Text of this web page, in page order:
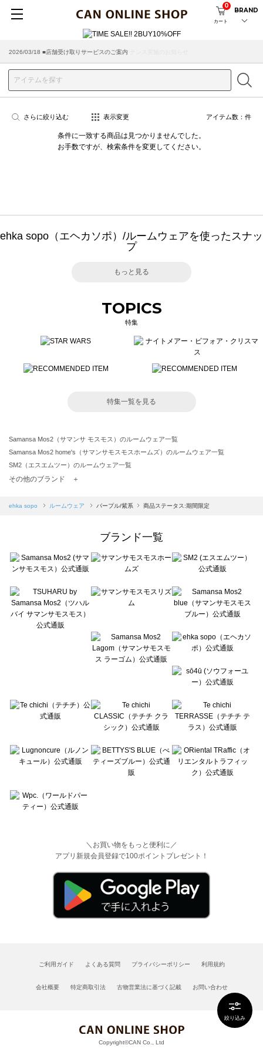
カート
0
BRAND
2026/08/04 ■8/13(木)AM2:00～サイトメンテナンス実施のお知らせ
2026/03/18 ■店舗受け取りサービスのご案内
絞り込み
さらに絞り込む 表示変更 アイテム数： 件
条件に一致する商品は見つかりませんでした。
お手数ですが、検索条件を変更してください。
ehka sopo（エヘカソポ）/ルームウェアを使ったスナッ
プ
もっと見る
TOPICS
特集
特集一覧を見る
Samansa Mos2（サマンサ モスモス）のルームウェア一覧
Samansa Mos2 home's（サマンサモスモスホームズ）のルームウェア一覧
SM2（エスエムツー）のルームウェア一覧
TSUHARU by Samansa Mos2（ツハルバイサマンサモスモス）のルームウェア一覧
Samansa Mos2 blue（サマンサモスモス ブルー）のルームウェア一覧
sō4ū（ソウフォーユー）のルームウェア一覧
Te chichi（テチチ）のルームウェア一覧
Te chichi CLASSIC（テチチ クラシック）のルームウェア一覧
Lugnoncure（ルノンキュール）のルームウェア一覧
BETTY'S BLUE（べティーズブルー）のルームウェア一覧
Wpc.（ワールドパーティー）のルームウェア一覧
その他のブランド ＋
ehka sopo ルームウェア パープル/紫系 商品ステータス:期間限定
ブランド一覧
＼お買い物をもっと便利に／
アプリ新規会員登録で100ポイントプレゼント！
ご利用ガイド よくある質問 プライバシーポリシー 利用規約
会社概要 特定商取引法 古物営業法に基づく記載 お問い合わせ
Copyright©CAN Co., Ltd